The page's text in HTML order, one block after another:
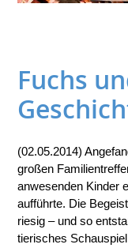
Fuchs
(02.05.2014)
großen
anwesenden Kinder
aufführte. Die
riesig – und so
tierisches